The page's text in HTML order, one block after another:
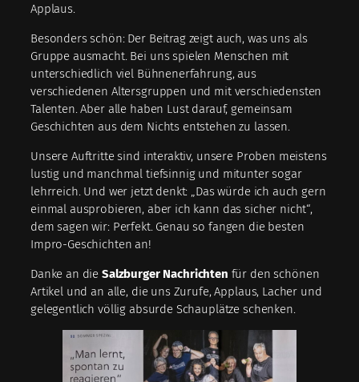
Applaus.
Besonders schön: Der Beitrag zeigt auch, was uns als
Gruppe ausmacht. Bei uns spielen Menschen mit
unterschiedlich viel Bühnenerfahrung, aus
verschiedenen Altersgruppen und mit verschiedensten
Talenten. Aber alle haben Lust darauf, gemeinsam
Geschichten aus dem Nichts entstehen zu lassen.
Unsere Auftritte sind interaktiv, unsere Proben meistens
lustig und manchmal tiefsinnig und mitunter sogar
lehrreich. Und wer jetzt denkt: „Das würde ich auch gern
einmal ausprobieren, aber ich kann das sicher nicht“,
dem sagen wir: Perfekt. Genau so fangen die besten
Impro-Geschichten an!
Danke an dieSalzburger Nachrichten für den schönen
Artikel und an alle, die uns Zurufe, Applaus, Lacher und
gelegentlich völlig absurde Schauplätze schenken.